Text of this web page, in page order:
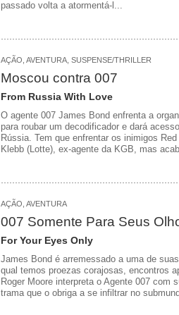
passado volta a atormentá-l...
AÇÃO, AVENTURA, SUSPENSE/THRILLER
Moscou contra 007
From Russia With Love
O agente 007 James Bond enfrenta a
para roubar um decodificador e dará
Rússia. Tem que enfrentar os inimigos
Klebb (Lotte), ex-agente da KGB, mas
AÇÃO, AVENTURA
007 Somente Para Seus
For Your Eyes Only
James Bond é arremessado a uma de
qual temos proezas corajosas, encontros
Roger Moore interpreta o Agente 007 com
trama que o obriga a se infiltrar no